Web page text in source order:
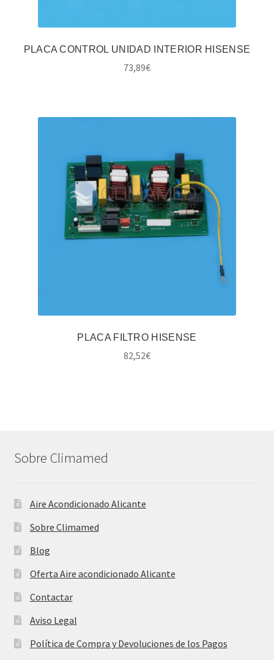
PLACA CONTROL UNIDAD INTERIOR HISENSE
73,89€
PLACA FILTRO HISENSE
82,52€
Sobre Climamed
Aire Acondicionado Alicante
Sobre Climamed
Blog
Oferta Aire acondicionado Alicante
Contactar
Aviso Legal
Política de Compra y Devoluciones de los Pagos